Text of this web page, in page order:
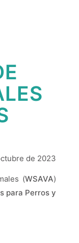
de 2023
(WSAVA)
para Perros y